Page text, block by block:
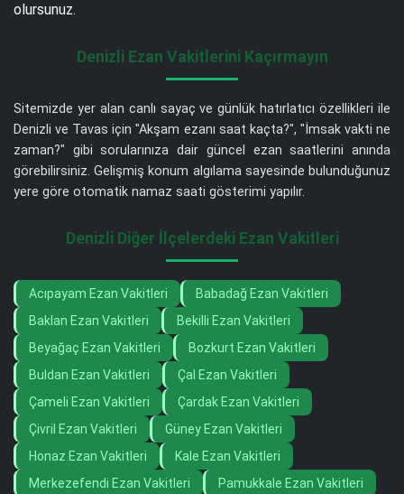
olursunuz.
Denizli Ezan Vakitlerini Kaçırmayın
Sitemizde yer alan canlı sayaç ve günlük hatırlatıcı özellikleri ile
Denizli ve Tavas için "Akşam ezanı saat kaçta?", "İmsak vakti ne
zaman?" gibi sorularınıza dair güncel ezan saatlerini anında
görebilirsiniz. Gelişmiş konum algılama sayesinde bulunduğunuz
yere göre otomatik namaz saati gösterimi yapılır.
Denizli Diğer İlçelerdeki Ezan Vakitleri
Acıpayam Ezan Vakitleri
Babadağ Ezan Vakitleri
Baklan Ezan Vakitleri
Bekilli Ezan Vakitleri
Beyağaç Ezan Vakitleri
Bozkurt Ezan Vakitleri
Buldan Ezan Vakitleri
Çal Ezan Vakitleri
Çameli Ezan Vakitleri
Çardak Ezan Vakitleri
Çivril Ezan Vakitleri
Güney Ezan Vakitleri
Honaz Ezan Vakitleri
Kale Ezan Vakitleri
Merkezefendi Ezan Vakitleri
Pamukkale Ezan Vakitleri